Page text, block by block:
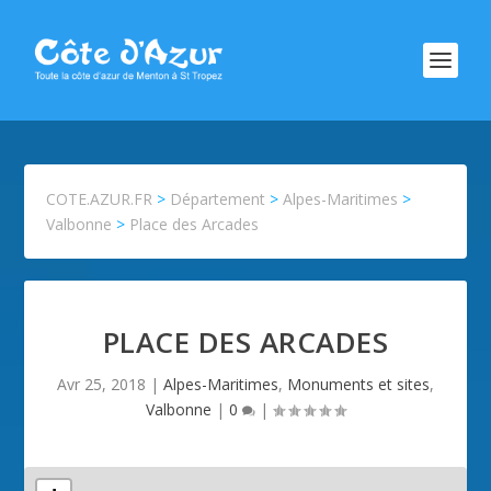
COTE.AZUR.FR > Département >Alpes-Maritimes >
Valbonne > Place des Arcades
PLACE DES ARCADES
Avr 25, 2018 | Alpes-Maritimes, Monuments et sites,
Valbonne | 0 |